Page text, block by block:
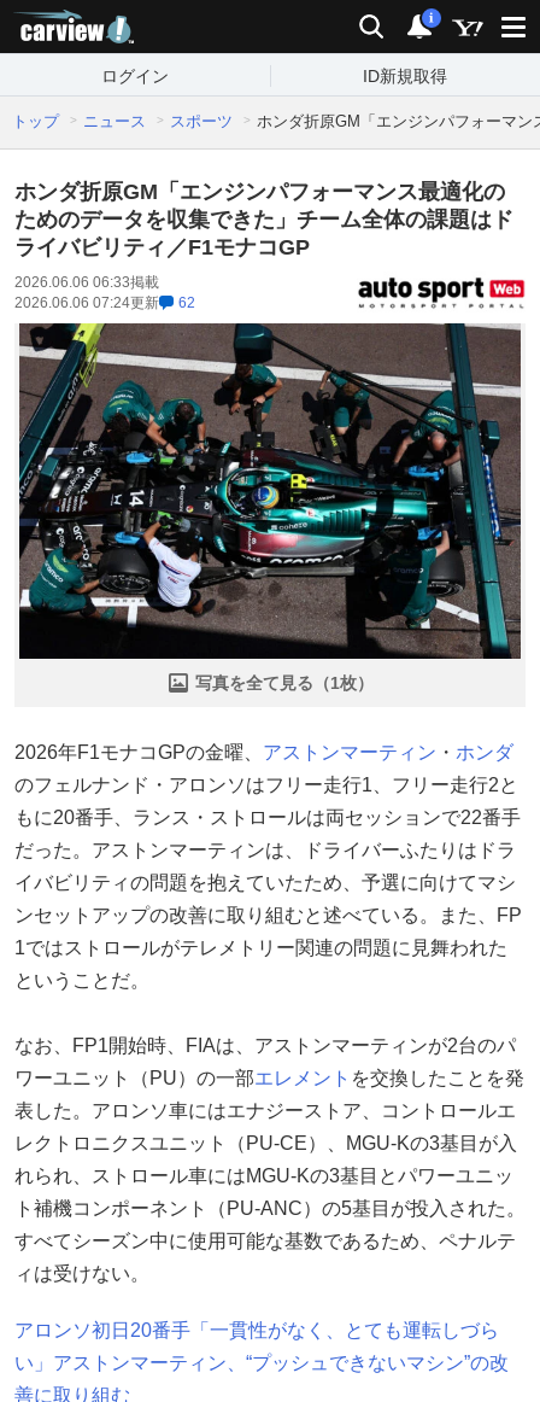
検索 通知
i
ログイン ID新規取得
トップ ニュース スポーツ ホンダ折原GM「エンジンパフォーマ
ホンダ折原GM「エンジンパフォーマンス最適化の
ためのデータを収集できた」チーム全体の課題はド
ライバビリティ／F1モナコGP
2026.06.06 06:33掲載
2026.06.06 07:24更新 62
写真を全て見る（1枚）
2026年F1モナコGPの金曜、 アストンマーティン ・ ホンダ
のフェルナンド・アロンソはフリー走行1、フリー走行2と
もに20番手、ランス・ストロールは両セッションで22番手
だった。アストンマーティンは、ドライバーふたりはドラ
イバビリティの問題を抱えていたため、予選に向けてマシ
ンセットアップの改善に取り組むと述べている。また、FP
1ではストロールがテレメトリー関連の問題に見舞われた
ということだ。
なお、FP1開始時、FIAは、アストンマーティンが2台のパ
ワーユニット（PU）の一部エレメント を交換したことを発
表した。アロンソ車にはエナジーストア、コントロールエ
レクトロニクスユニット（PU-CE）、MGU-Kの3基目が入
れられ、ストロール車にはMGU-Kの3基目とパワーユニッ
ト補機コンポーネント（PU-ANC）の5基目が投入された。
すべてシーズン中に使用可能な基数であるため、ペナルテ
ィは受けない。
アロンソ初日20番手「一貫性がなく、とても運転しづら
い」アストンマーティン、“プッシュできないマシン”の改
善に取り組む